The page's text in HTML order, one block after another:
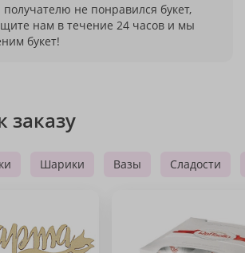
получателю не понравился букет,
нам в течение 24 часов и мы
букет!
заказу
Шарики Вазы Сладости